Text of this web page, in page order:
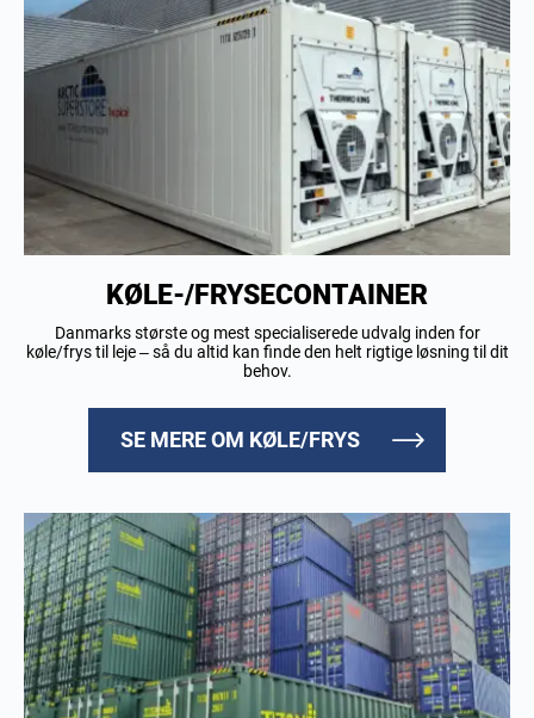
KØLE-/FRYSECONTAINER
Danmarks største og mest specialiserede udvalg inden for
køle/frys til leje – så du altid kan finde den helt rigtige løsning til dit
behov.
SE MERE OM KØLE/FRYS